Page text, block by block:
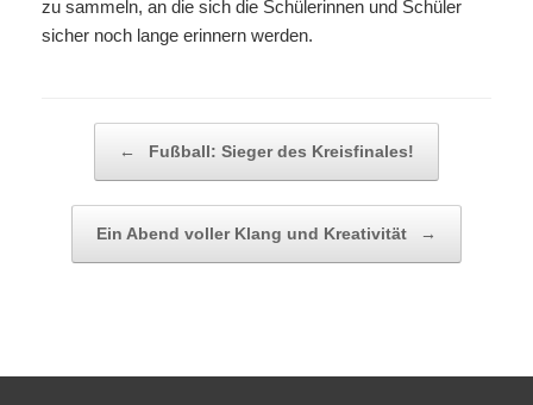
zu sammeln, an die sich die Schülerinnen und Schüler
sicher noch lange erinnern werden.
← Fußball: Sieger des Kreisfinales!
Ein Abend voller Klang und Kreativität →